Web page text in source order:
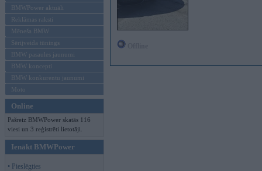
BMWPower aktuāli
Reklāmas raksti
Mēneša BMW
Sērijveida tūnings
BMW pasaules jaunumi
BMW koncepti
BMW konkurentu jaunumi
Moto
Online
Pašreiz BMWPower skatās 116
viesi un 3 reģistrēti lietotāji.
Ienākt BMWPower
• Pieslēgties